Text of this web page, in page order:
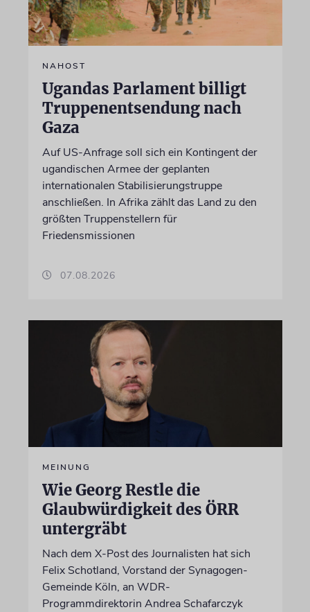
NAHOST
Ugandas Parlament billigt
Truppenentsendung nach
Gaza
Auf US-Anfrage soll sich ein Kontingent der
ugandischen Armee der geplanten
internationalen Stabilisierungstruppe
anschließen. In Afrika zählt das Land zu den
größten Truppenstellern für
Friedensmissionen
07.08.2026
MEINUNG
Wie Georg Restle die
Glaubwürdigkeit des ÖRR
untergräbt
Nach dem X-Post des Journalisten hat sich
Felix Schotland, Vorstand der Synagogen-
Gemeinde Köln, an WDR-
Programmdirektorin Andrea Schafarczyk